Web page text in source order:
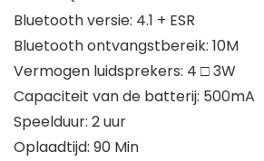
Bluetooth versie: 4.1 + ESR
Bluetooth ontvangstbereik: 10M
Vermogen luidsprekers: 4 □ 3W
Capaciteit van de batterij: 500mA
Speelduur: 2 uur
Oplaadtijd: 90 Min